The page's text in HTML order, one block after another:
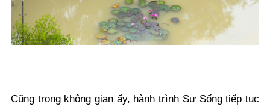
Cũng trong không gian ấy, hành trình Sự Sống tiếp tục